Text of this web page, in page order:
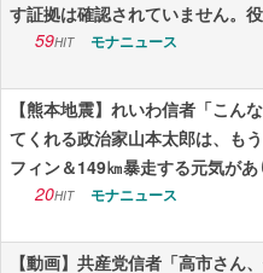
す証拠は確認されていません。
59HIT モナニュース
【熊本地震】れいわ信者「こん
てくれる政治家山本太郎は、も
フィン＆149㎞暴走する元気があ
20HIT モナニュース
【動画】共産党信者「高市さん